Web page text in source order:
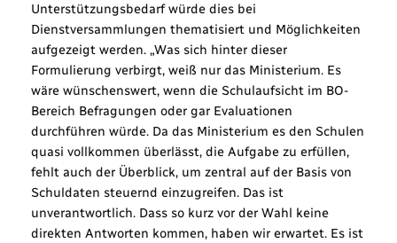
Unterstützungsbedarf würde dies bei
Dienstversammlungen thematisiert und Möglichkeiten
aufgezeigt werden. „Was sich hinter dieser
Formulierung verbirgt, weiß nur das Ministerium. Es
wäre wünschenswert, wenn die Schulaufsicht im BO-
Bereich Befragungen oder gar Evaluationen
durchführen würde. Da das Ministerium es den Schulen
quasi vollkommen überlässt, die Aufgabe zu erfüllen,
fehlt auch der Überblick, um zentral auf der Basis von
Schuldaten steuernd einzugreifen. Das ist
unverantwortlich. Dass so kurz vor der Wahl keine
direkten Antworten kommen, haben wir erwartet. Es ist